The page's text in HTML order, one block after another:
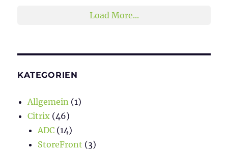
Load More...
KATEGORIEN
Allgemein (1)
Citrix (46)
ADC (14)
StoreFront (3)